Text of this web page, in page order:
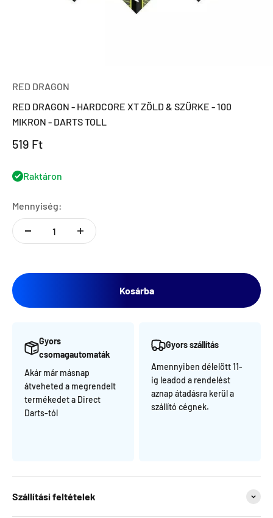
RED DRAGON
RED DRAGON - HARDCORE XT ZÖLD & SZÜRKE - 100
MIKRON - DARTS TOLL
Eladási ár
519 Ft
Raktáron
Mennyiség:
Kosárba
Gyors
csomagautomaták
Akár már másnap
átveheted a megrendelt
termékedet a Direct
Darts-tól
Gyors szállítás
Amennyiben délelött 11-
ig leadod a rendelést
aznap átadásra kerül a
szállító cégnek.
Szállítási feltételek